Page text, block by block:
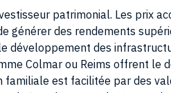
générer des rendements
développement des
Colmar ou Reims offrent le
familiale est facilitée par des
Strasbourg ou de Nancy,